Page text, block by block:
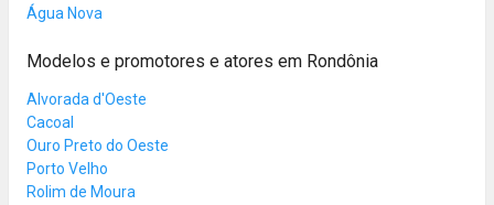
Água Nova
Modelos e promotores e atores em Rondônia
Alvorada d'Oeste
Cacoal
Ouro Preto do Oeste
Porto Velho
Rolim de Moura